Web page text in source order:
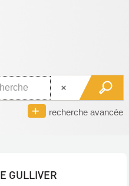
recherche avancée
GULLIVER